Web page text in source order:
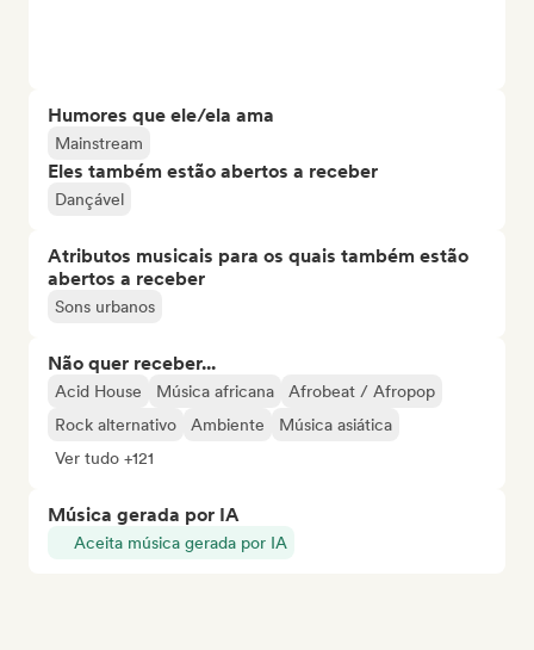
Humores que ele/ela ama
Mainstream
Eles também estão abertos a receber
Dançável
Atributos musicais para os quais também estão
abertos a receber
Sons urbanos
Não quer receber...
Acid House Música africana
Afrobeat / Afropop
Rock alternativo
Ambiente
Música asiática
Ver tudo +121
Música gerada por IA
Aceita música gerada por IA